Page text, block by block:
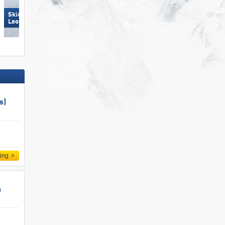
Skicircus Saalbach Hinterglemm
Leogang Fieberbrunn
Bellwald